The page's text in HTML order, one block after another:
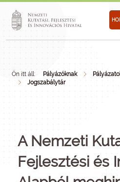
Ön itt áll: Pályázóknak
Jogszabálytár
A Nemzeti
Fejlesztési és